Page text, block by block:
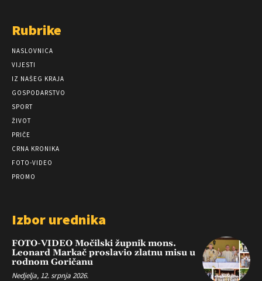
Rubrike
NASLOVNICA
VIJESTI
IZ NAŠEG KRAJA
GOSPODARSTVO
SPORT
ŽIVOT
PRIČE
CRNA KRONIKA
FOTO-VIDEO
PROMO
Izbor urednika
FOTO-VIDEO Močilski župnik mons.
Leonard Markač proslavio zlatnu misu u
rodnom Goričanu
Nedjelja, 12. srpnja 2026.